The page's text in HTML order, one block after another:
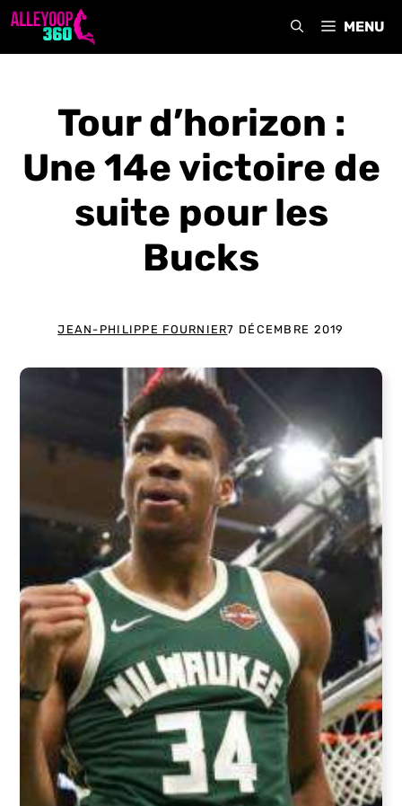
Aller
MENU
Tour d’horizon :
Une 14e victoire de
suite pour les
Bucks
JEAN-PHILIPPE FOURNIER7 DÉCEMBRE 2019